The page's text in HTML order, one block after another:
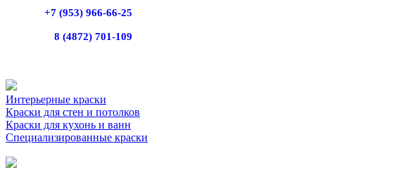
+7 (953) 966-66-25
8 (4872) 701-109
Интерьерные краски
Краски для стен и потолков
Краски для кухонь и ванн
Специализированные краски